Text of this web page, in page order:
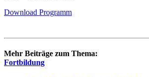
Download Programm
Mehr Beiträge zum Thema:
Fortbildung